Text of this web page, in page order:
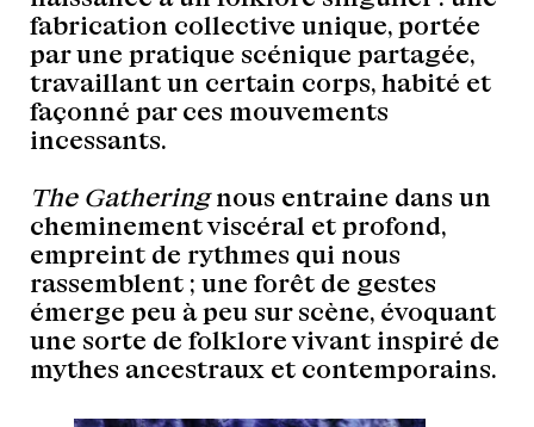
fabrication collective unique, portée
par une pratique scénique partagée,
travaillant un certain corps, habité et
façonné par ces mouvements
incessants.
The Gatheringnous entraine dans un
cheminement viscéral et profond,
empreint de rythmes qui nous
rassemblent ; une forêt de gestes
émerge peu à peu sur scène, évoquant
une sorte de folklore vivant inspiré de
mythes ancestraux et contemporains.